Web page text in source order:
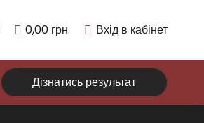
0,00 грн. Вхід в кабінет
Дізнатись результат